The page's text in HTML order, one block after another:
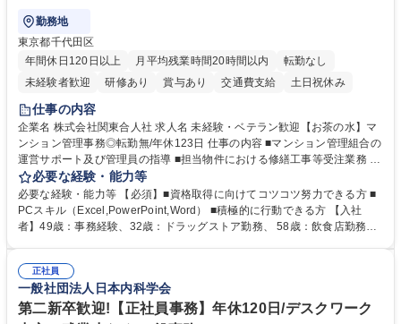
勤務地
東京都千代田区
年間休日120日以上
月平均残業時間20時間以内
転勤なし
未経験者歓迎
研修あり 賞与あり 交通費支給 土日祝休み
仕事の内容
企業名 株式会社関東合人社 求人名 未経験・ベテラン歓迎【お茶の水】マ
ンション管理事務◎転勤無/年休123日 仕事の内容 ■マンション管理組合の
運営サポート及び管理員の指導 ■担当物件における修繕工事等受注業務 ■
事務所内での事務業務等 ★異業界からの転職者が多数活躍しています
【年収補足】532万円 ＋別途インセンティヴで平均約100万円/年（昨年度
実績） ＋管理業務主任者資格手当50,000円/月 ★親会社である株式会社合
人社計画研究所社のグループ会社として、質の高いサービスと適性価格を
無/年休123日
必要な経験・能力等
必要な経験・能力等 【必須】■資格取得に向けてコツコツ努力できる方 ■
PCスキル（Excel,PowerPoint,Word） ■積極的に行動できる方 【入社
者】49歳：事務経験、32歳：ドラッグストア勤務、 58歳：飲食店勤務
得出来ております！ 【魅力】■フレックス制度、未経験からでも下限年収
を一律支給！ ■管理業務主任者資格取得後には50,000円/月の手当あり！
学歴・資格 学歴：大学院 大学 高専 短大 専修学校 高校 語学力： 資格：第
正社員
一般社団法人日本内科学会
第二新卒歓迎!【正社員事務】年休120日/デスクワーク